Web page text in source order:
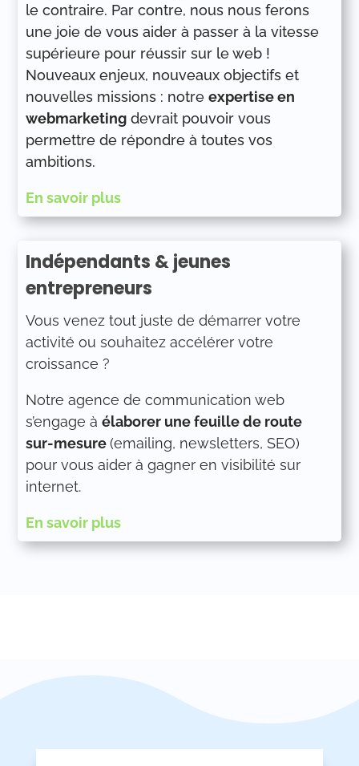
le contraire. Par contre, nous nous ferons
une joie de vous aider à passer à la vitesse
supérieure pour réussir sur le web !
Nouveaux enjeux, nouveaux objectifs et
nouvelles missions : notreexpertise en
webmarketing devrait pouvoir vous
permettre de répondre à toutes vos
ambitions.
En savoir plus
Indépendants & jeunes
entrepreneurs
Vous venez tout juste de démarrer votre
activité ou souhaitez accélérer votre
croissance ?
Notre agence de communication web
s’engage àélaborer une feuille de route
sur-mesure(emailing, newsletters, SEO)
pour vous aider à gagner en visibilité sur
internet.
En savoir plus